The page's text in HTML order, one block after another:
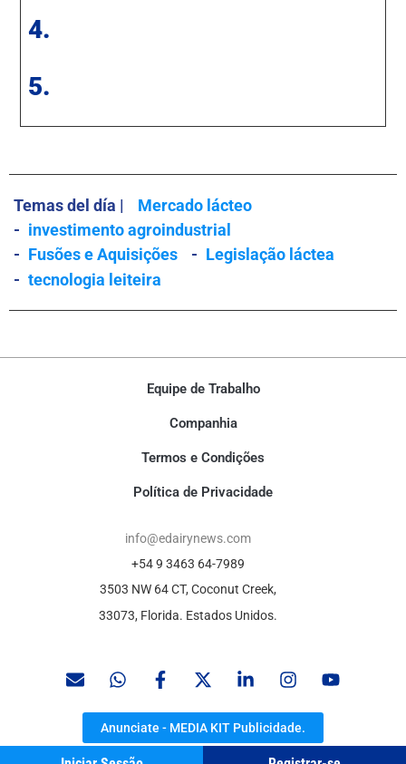
4.
5.
Temas del día |
Mercado lácteo
- investimento agroindustrial
- Fusões e Aquisições - Legislação láctea
- tecnologia leiteira
Equipe de Trabalho
Companhia
Termos e Condições
Política de Privacidade
info@edairynews.com
+54 9 3463 64-7989
3503 NW 64 CT, Coconut Creek,
33073, Florida. Estados Unidos.
Anunciate - MEDIA KIT Publicidade.